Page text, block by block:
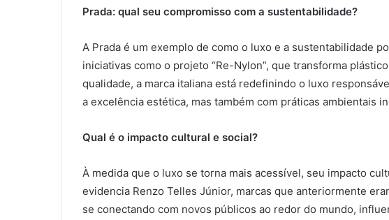
Prada: qual seu compromisso com a sustentabilidade?
A Prada é um exemplo de como o luxo e a sustentabilidade
iniciativas como o projeto “Re-Nylon”, que transforma
qualidade, a marca italiana está redefinindo o luxo
a excelência estética, mas também com práticas ambientais
Qual é o impacto cultural e social?
À medida que o luxo se torna mais acessível, seu impacto
evidencia Renzo Telles Júnior, marcas que anteriormente
se conectando com novos públicos ao redor do mundo,